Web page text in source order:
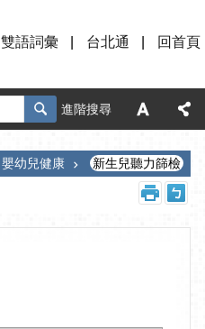
雙語詞彙 台北通 回首頁
進階搜尋
嬰幼兒健康 新生兒聽力篩檢